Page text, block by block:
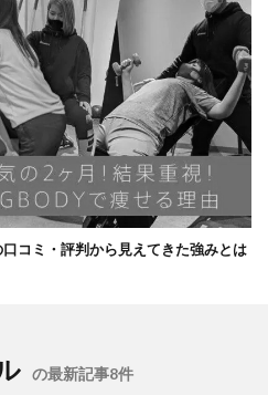
コミ・評判から見えてきた強みとは
の最新記事8件